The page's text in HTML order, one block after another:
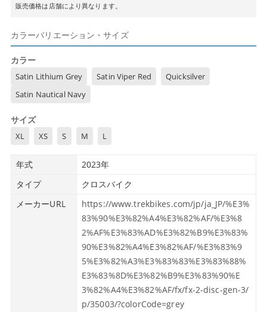
販売価格は店舗により異なります。
カラーバリエーション・サイズ
カラー
Satin Lithium Grey Satin Viper Red
Quicksilver
Satin Nautical Navy
サイズ
XL XS S M L
年式
2023年
タイプ
クロスバイク
メーカーURL
https://www.trekbikes.com/jp/ja_JP/%E3%
83%90%E3%82%A4%E3%82%AF/%E3%8
2%AF%E3%83%AD%E3%82%B9%E3%83%
90%E3%82%A4%E3%82%AF/%E3%83%9
5%E3%82%A3%E3%83%83%E3%83%88%
E3%83%8D%E3%82%B9%E3%83%90%E
3%82%A4%E3%82%AF/fx/fx-2-disc-gen-3/
p/35003/?colorCode=grey